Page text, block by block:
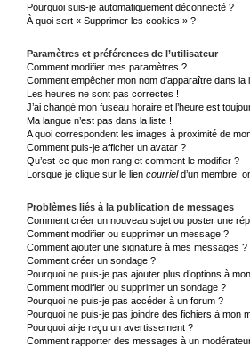
Pourquoi suis-je automatiquement déconnecté ?
À quoi sert « Supprimer les cookies » ?
Paramètres et préférences de l’utilisateur
Comment modifier mes paramètres ?
Comment empêcher mon nom d’apparaître dans
Les heures ne sont pas correctes !
J’ai changé mon fuseau horaire et l’heure est
Ma langue n’est pas dans la liste !
A quoi correspondent les images à proximité de
Comment puis-je afficher un avatar ?
Qu’est-ce que mon rang et comment le modifier ?
Lorsque je clique sur le lien courrield’un membre,
Problèmes liés à la publication de messages
Comment créer un nouveau sujet ou poster une
Comment modifier ou supprimer un message ?
Comment ajouter une signature à mes messages ?
Comment créer un sondage ?
Pourquoi ne puis-je pas ajouter plus d’options à
Comment modifier ou supprimer un sondage ?
Pourquoi ne puis-je pas accéder à un forum ?
Pourquoi ne puis-je pas joindre des fichiers à mon
Pourquoi ai-je reçu un avertissement ?
Comment rapporter des messages à un